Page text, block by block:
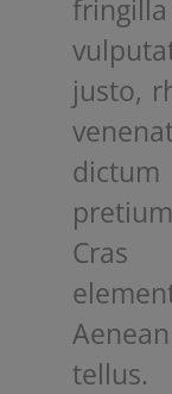
justo,
Cras